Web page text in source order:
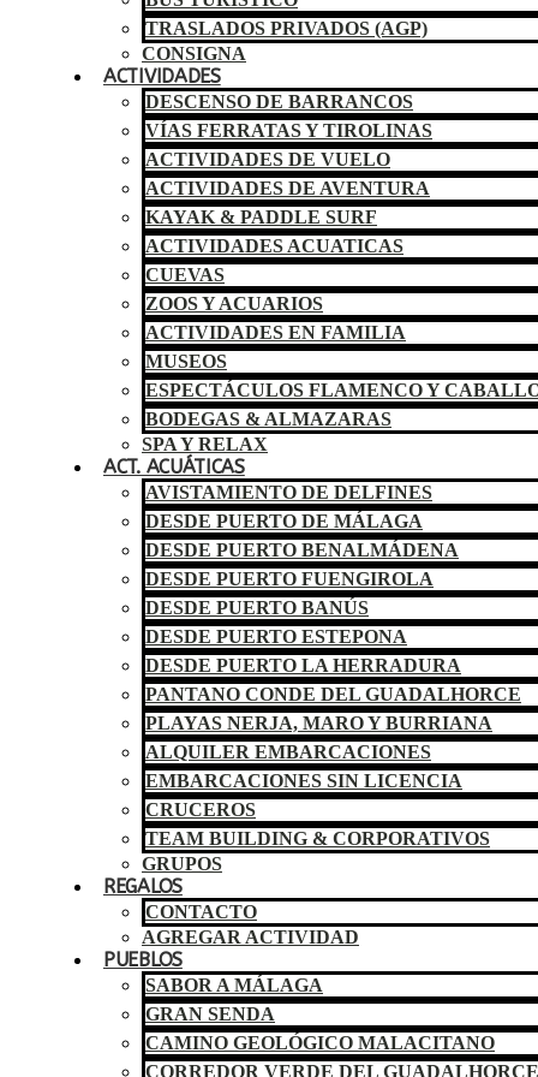
TRASLADOS PRIVADOS (AGP)
CONSIGNA
ACTIVIDADES
DESCENSO DE BARRANCOS
VÍAS FERRATAS Y TIROLINAS
ACTIVIDADES DE VUELO
ACTIVIDADES DE AVENTURA
KAYAK & PADDLE SURF
ACTIVIDADES ACUATICAS
CUEVAS
ZOOS Y ACUARIOS
ACTIVIDADES EN FAMILIA
MUSEOS
ESPECTÁCULOS FLAMENCO Y
BODEGAS & ALMAZARAS
SPA Y RELAX
ACT. ACUÁTICAS
AVISTAMIENTO DE DELFINES
DESDE PUERTO DE MÁLAGA
DESDE PUERTO BENALMÁDENA
DESDE PUERTO FUENGIROLA
DESDE PUERTO BANÚS
DESDE PUERTO ESTEPONA
DESDE PUERTO LA HERRADURA
PANTANO CONDE DEL GUADALHORCE
PLAYAS NERJA, MARO Y BURRIANA
ALQUILER EMBARCACIONES
EMBARCACIONES SIN LICENCIA
CRUCEROS
TEAM BUILDING & CORPORATIVOS
GRUPOS
REGALOS
CONTACTO
AGREGAR ACTIVIDAD
PUEBLOS
SABOR A MÁLAGA
GRAN SENDA
CAMINO GEOLÓGICO MALACITANO
CORREDOR VERDE DEL GUADALHORCE